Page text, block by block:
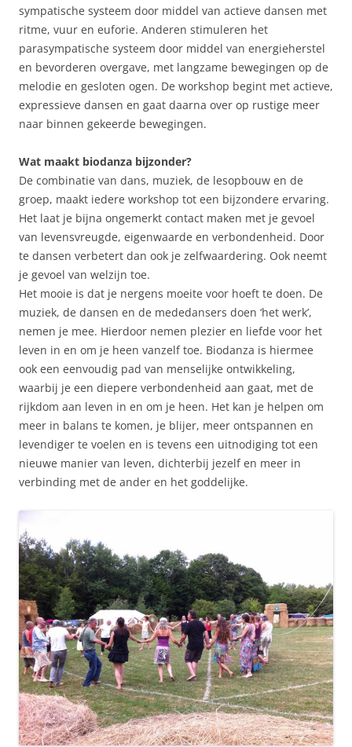
sympatische systeem door middel van actieve dansen met
ritme, vuur en euforie. Anderen stimuleren het
parasympatische systeem door middel van energieherstel
en bevorderen overgave, met langzame bewegingen op de
melodie en gesloten ogen. De workshop begint met actieve,
expressieve dansen en gaat daarna over op rustige meer
naar binnen gekeerde bewegingen.
Wat maakt biodanza bijzonder?
De combinatie van dans, muziek, de lesopbouw en de
groep, maakt iedere workshop tot een bijzondere ervaring.
Het laat je bijna ongemerkt contact maken met je gevoel
van levensvreugde, eigenwaarde en verbondenheid. Door
te dansen verbetert dan ook je zelfwaardering. Ook neemt
je gevoel van welzijn toe.
Het mooie is dat je nergens moeite voor hoeft te doen. De
muziek, de dansen en de mededansers doen ‘het werk’,
nemen je mee. Hierdoor nemen plezier en liefde voor het
leven in en om je heen vanzelf toe. Biodanza is hiermee
ook een eenvoudig pad van menselijke ontwikkeling,
waarbij je een diepere verbondenheid aan gaat, met de
rijkdom aan leven in en om je heen. Het kan je helpen om
meer in balans te komen, je blijer, meer ontspannen en
levendiger te voelen en is tevens een uitnodiging tot een
nieuwe manier van leven, dichterbij jezelf en meer in
verbinding met de ander en het goddelijke.